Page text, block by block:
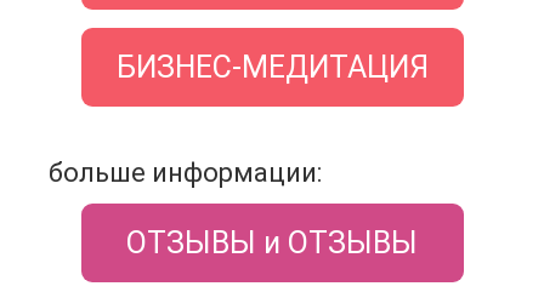
БИЗНЕС-МЕДИТАЦИЯ
больше информации:
ОТЗЫВЫ и ОТЗЫВЫ